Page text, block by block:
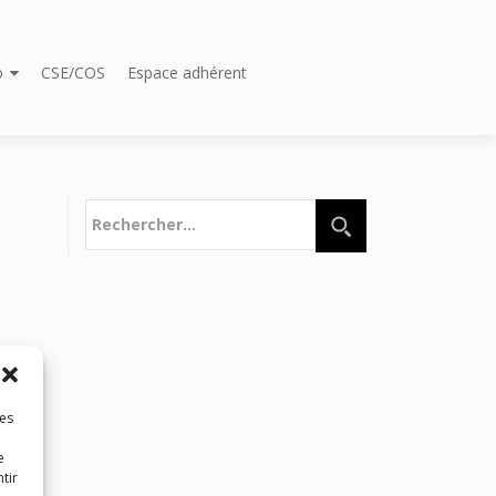
CSE/COS Espace adhérent